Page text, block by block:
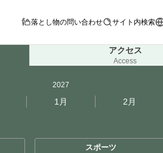
落とし物の問い合わせ サイト内検索
アクセス
Access
2027
1月 2月
スポーツ